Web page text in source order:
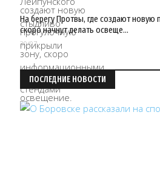
На берегу Протвы, где создают новую
скоро начнут делать освеще…
30/07
ПОСЛЕДНИЕ НОВОСТИ